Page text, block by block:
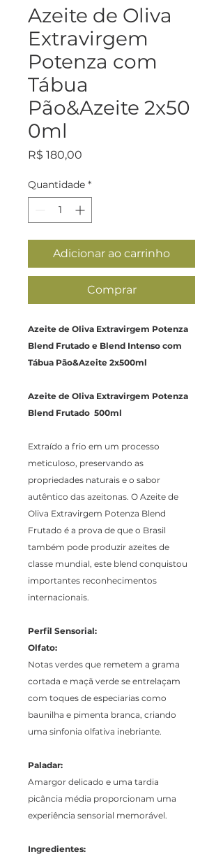
Azeite de Oliva
Extravirgem
Potenza com
Tábua
Pão&Azeite 2x50
0ml
R$ 180,00
Quantidade *
Adicionar ao carrinho
Comprar
Azeite de Oliva Extravirgem Potenza
Blend Frutado e Blend Intenso com
Tábua Pão&Azeite 2x500ml
Azeite de Oliva Extravirgem Potenza
Blend Frutado 500ml
Extraído a frio em um processo
meticuloso, preservando as
propriedades naturais e o sabor
autêntico das azeitonas. O Azeite de
Oliva Extravirgem Potenza Blend
Frutado é a prova de que o Brasil
também pode produzir azeites de
classe mundial, este blend conquistou
importantes reconhecimentos
internacionais.
Perfil Sensorial:
Olfato:
Notas verdes que remetem a grama
cortada e maçã verde se entrelaçam
com toques de especiarias como
baunilha e pimenta branca, criando
uma sinfonia olfativa inebriante.
Paladar:
Amargor delicado e uma tardia
picância média proporcionam uma
experiência sensorial memorável.
Ingredientes: